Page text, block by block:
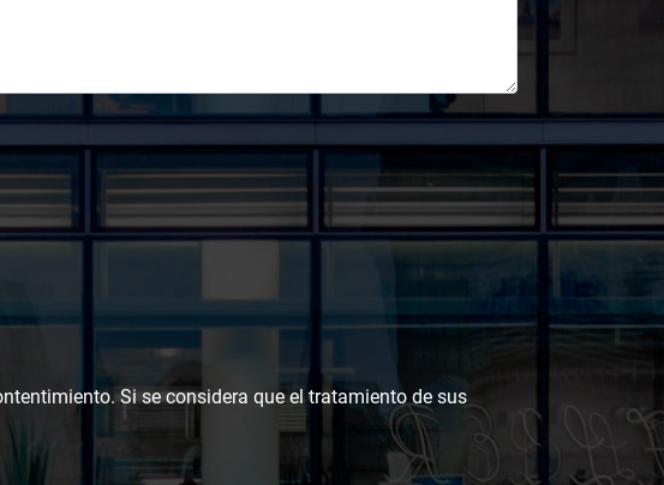
Si se considera que el tratamiento de sus